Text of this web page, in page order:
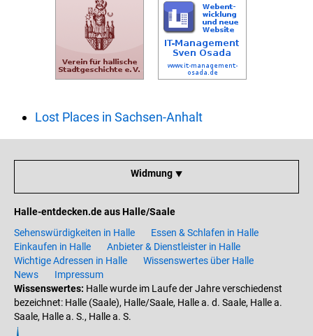
Lost Places in Sachsen-Anhalt
Widmung ⯆
Halle-entdecken.de aus Halle/Saale
Sehenswürdigkeiten in Halle
Essen & Schlafen in Halle
Einkaufen in Halle
Anbieter & Dienstleister in Halle
Wichtige Adressen in Halle
Wissenswertes über Halle
News
Impressum
Wissenswertes: Halle wurde im Laufe der Jahre verschiedenst
bezeichnet: Halle (Saale), Halle/Saale, Halle a. d. Saale, Halle a.
Saale, Halle a. S., Halle a. S.